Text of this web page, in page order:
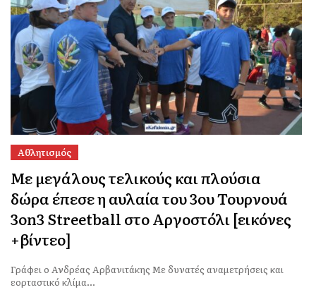
Αθλητισμός
Με μεγάλους τελικούς και πλούσια
δώρα έπεσε η αυλαία του 3ου Τουρνουά
3on3 Streetball στο Αργοστόλι [εικόνες
+βίντεο]
Γράφει ο Ανδρέας Αρβανιτάκης Με δυνατές αναμετρήσεις και
εορταστικό κλίμα...